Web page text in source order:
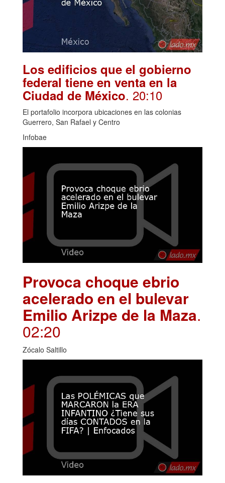
Los edificios que el gobierno
federal tiene en venta en la
Ciudad de México. 20:10
El portafolio incorpora ubicaciones en las colonias
Guerrero, San Rafael y Centro
Infobae
Provoca choque ebrio
acelerado en el bulevar
Emilio Arizpe de la Maza.
02:20
Zócalo Saltillo